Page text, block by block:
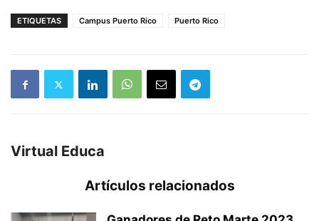
ETIQUETAS Campus Puerto Rico Puerto Rico
Virtual Educa
Artículos relacionados